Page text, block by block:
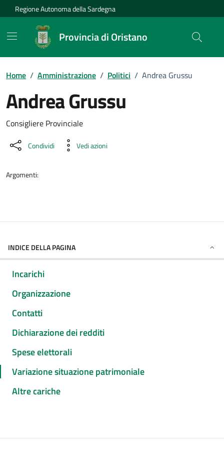
Vai ai contenuti
Vai al Footer
Regione Autonoma della Sardegna
Provincia di Oristano
Home / Amministrazione / Politici / Andrea Grussu
Andrea Grussu
Dettaglio della persona
Consigliere Provinciale
Condividi Vedi azioni
Argomenti:
INDICE DELLA PAGINA
Incarichi
Organizzazione
Contatti
Dichiarazione dei redditi
Spese elettorali
Variazione situazione patrimoniale
Altre cariche